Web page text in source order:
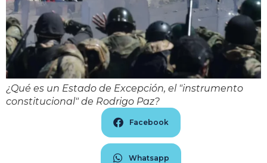
¿Qué es un Estado de Excepción, el "instrumento
constitucional" de Rodrigo Paz?
Facebook
Whatsapp